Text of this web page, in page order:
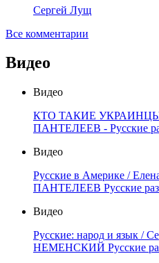
Сергей Лущ
Все комментарии
Видео
Видео
КТО ТАКИЕ УКРАИНЦЫ
ПАНТЕЛЕЕВ - Русские
Видео
Русские в Америке /
ПАНТЕЛЕЕВ Русские
Видео
Русские: народ и язык /
НЕМЕНСКИЙ Русские